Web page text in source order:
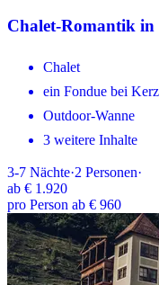
Chalet-Romantik in
Chalet
ein Fondue bei
Outdoor-Wanne
3 weitere Inhalte
3-7 Nächte·2 Personen·
ab € 1.920
pro Person ab € 960